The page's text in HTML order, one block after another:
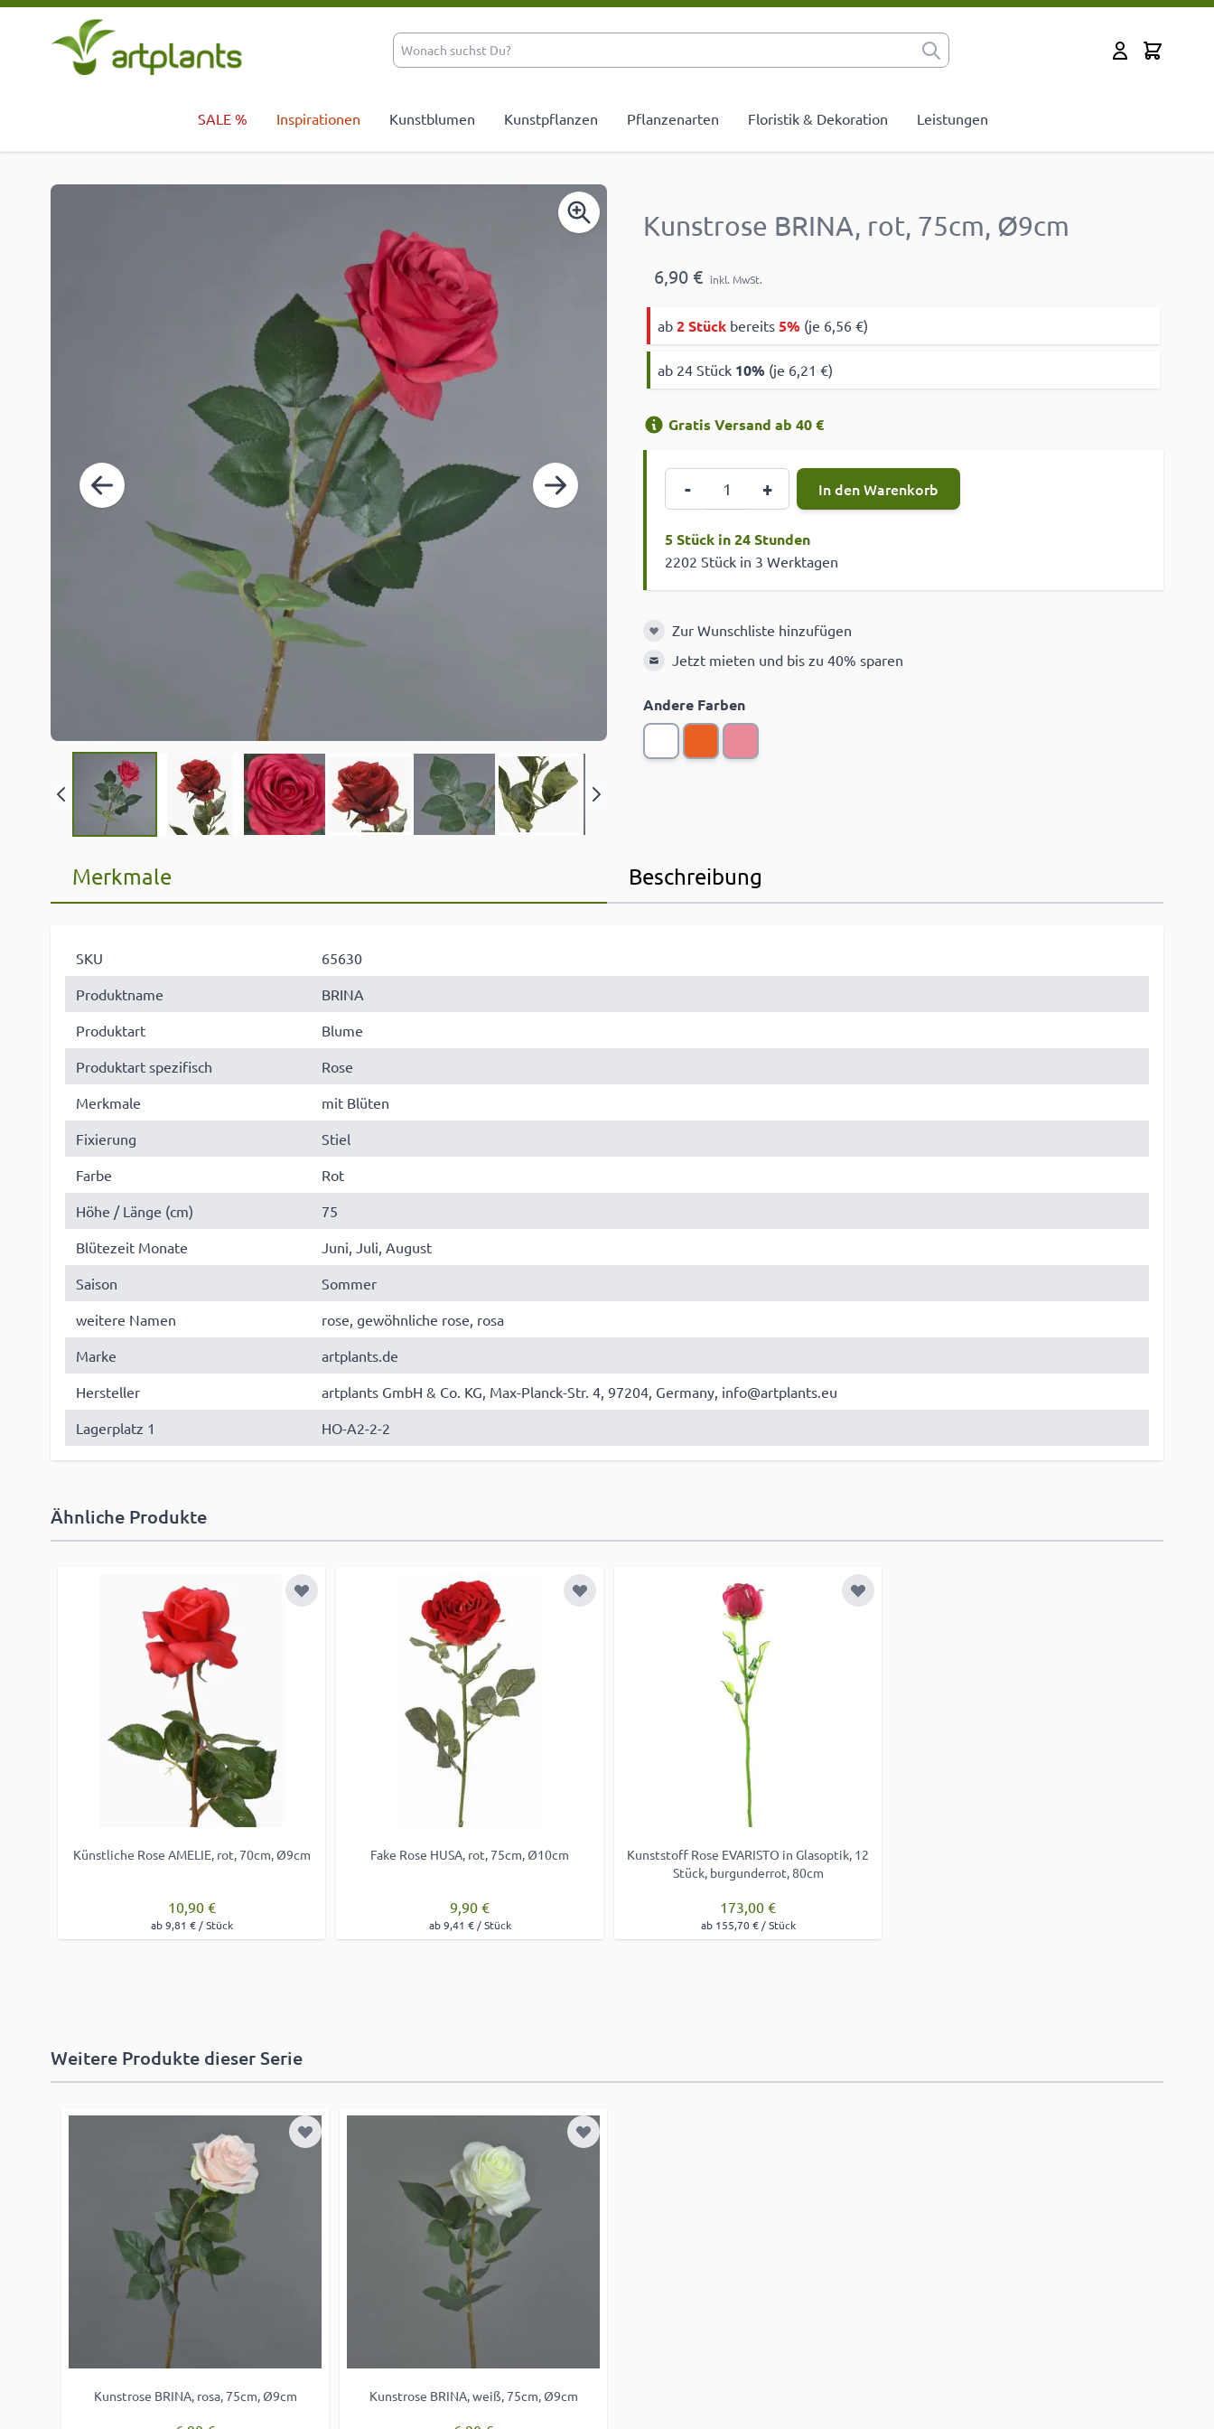
Zum Inhalt springen
Cart
SALE % Inspirationen Kunstblumen Kunstpflanzen Pflanzenarten Floristik & Dekoration Leistungen
Kunstrose BRINA, rot, 75cm, Ø9cm
6,90 € inkl. MwSt.
ab 2 Stück bereits 5% (je 6,56 €)
ab 24 Stück 10% (je 6,21 €)
Gratis Versand ab 40 €
- + In den Warenkorb
5 Stück in 24 Stunden
2202 Stück in 3 Werktagen
Zur Wunschliste hinzufügen
Zur Wunschliste hinzufügen
Jetzt mieten und bis zu 40% sparen
Andere Farben
Merkmale Beschreibung
SKU
65630
Produktname
BRINA
Produktart
Blume
Produktart spezifisch
Rose
Merkmale
mit Blüten
Fixierung
Stiel
Farbe
Rot
Höhe / Länge (cm)
75
Blütezeit Monate
Juni, Juli, August
Saison
Sommer
weitere Namen
rose, gewöhnliche rose, rosa
Marke
artplants.de
Hersteller
artplants GmbH & Co. KG, Max-Planck-Str. 4, 97204, Germany, info@artplants.eu
Lagerplatz 1
HO-A2-2-2
Ähnliche Produkte
Zur Wunschliste hinzufügen
Künstliche Rose AMELIE, rot, 70cm, Ø9cm
10,90 €
ab 9,81 € / Stück
Zur Wunschliste hinzufügen
Fake Rose HUSA, rot, 75cm, Ø10cm
9,90 €
ab 9,41 € / Stück
Zur Wunschliste hinzufügen
Kunststoff Rose EVARISTO in Glasoptik, 12
Stück, burgunderrot, 80cm
173,00 €
ab 155,70 € / Stück
Weitere Produkte dieser Serie
Zur Wunschliste hinzufügen
Kunstrose BRINA, rosa, 75cm, Ø9cm
Zur Wunschliste hinzufügen
Kunstrose BRINA, weiß, 75cm, Ø9cm